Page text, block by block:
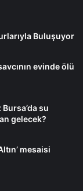
Buluşuyor
evinde ölü
su
gelecek?
mesaisi